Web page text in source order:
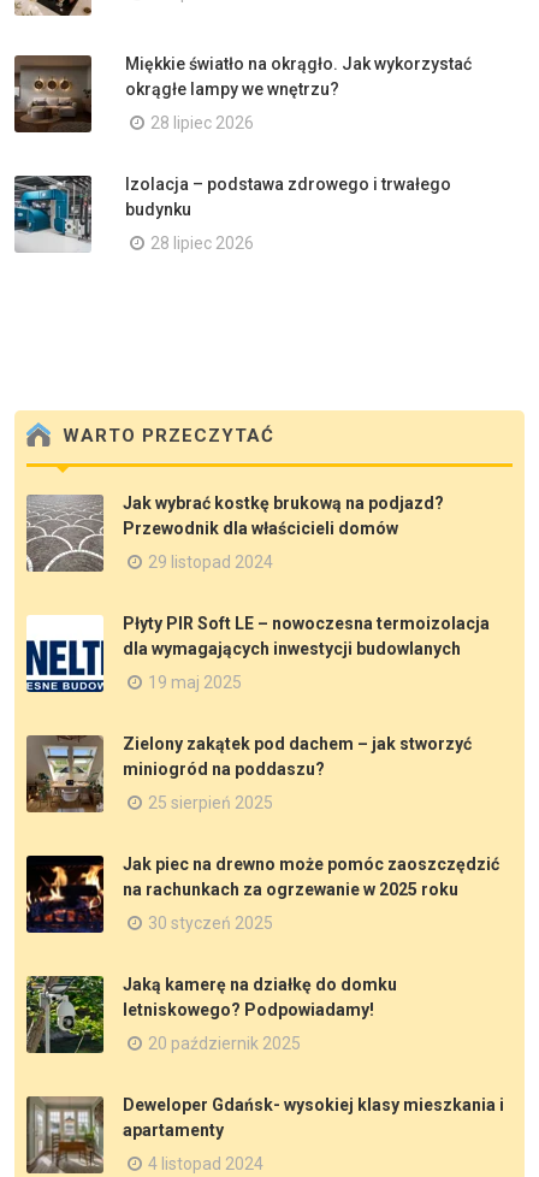
Miękkie światło na okrągło. Jak wykorzystać
okrągłe lampy we wnętrzu?
28 lipiec 2026
Izolacja – podstawa zdrowego i trwałego
budynku
28 lipiec 2026
WARTO PRZECZYTAĆ
Jak wybrać kostkę brukową na podjazd?
Przewodnik dla właścicieli domów
29 listopad 2024
Płyty PIR Soft LE – nowoczesna termoizolacja
dla wymagających inwestycji budowlanych
19 maj 2025
Zielony zakątek pod dachem – jak stworzyć
miniogród na poddaszu?
25 sierpień 2025
Jak piec na drewno może pomóc zaoszczędzić
na rachunkach za ogrzewanie w 2025 roku
30 styczeń 2025
Jaką kamerę na działkę do domku
letniskowego? Podpowiadamy!
20 październik 2025
Deweloper Gdańsk- wysokiej klasy mieszkania i
apartamenty
4 listopad 2024